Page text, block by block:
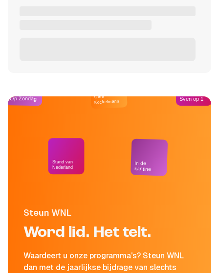
Steun WNL
Word lid. Het telt.
Waardeert u onze programma's? Steun WNL
dan met de jaarlijkse bijdrage van slechts
Op Zondag
Stand van
Nederland
Café
Kockelmann
In de
kantine
Sven op 1